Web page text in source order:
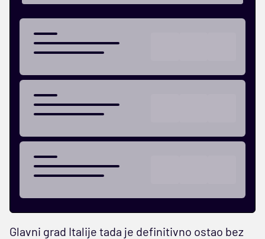
Glavni grad Italije tada je definitivno ostao bez